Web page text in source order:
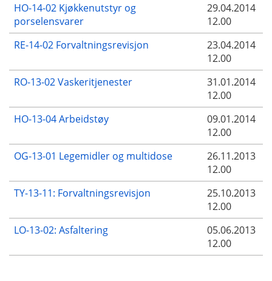
HO-14-02 Kjøkkenutstyr og
porselensvarer
29.04.2014
12.00
RE-14-02 Forvaltningsrevisjon
23.04.2014
12.00
RO-13-02 Vaskeritjenester
31.01.2014
12.00
HO-13-04 Arbeidstøy
09.01.2014
12.00
OG-13-01 Legemidler og multidose
26.11.2013
12.00
TY-13-11: Forvaltningsrevisjon
25.10.2013
12.00
LO-13-02: Asfaltering
05.06.2013
12.00